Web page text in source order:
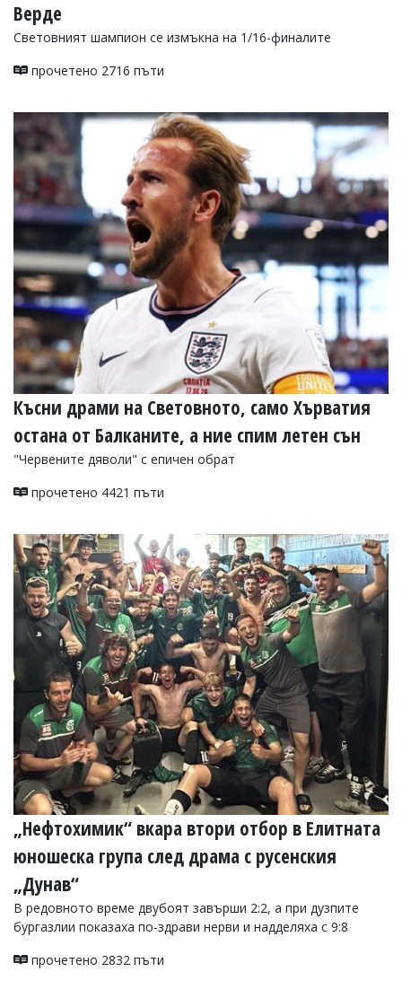
Верде
Световният шампион се измъкна на 1/16-финалите
прочетено 2716 пъти
Късни драми на Световното, само Хърватия
остана от Балканите, а ние спим летен сън
"Червените дяволи" с епичен обрат
прочетено 4421 пъти
„Нефтохимик“ вкара втори отбор в Елитната
юношеска група след драма с русенския
„Дунав“
В редовното време двубоят завърши 2:2, а при дузпите
бургазлии показаха по-здрави нерви и надделяха с 9:8
прочетено 2832 пъти